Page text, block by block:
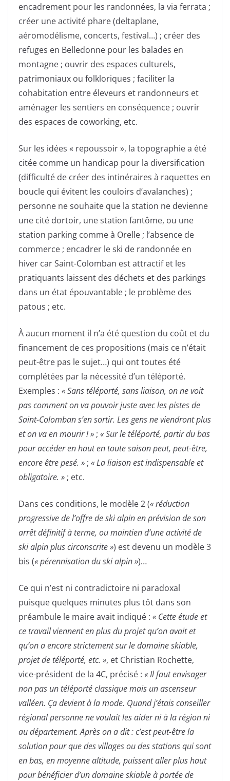
encadrement pour les randonnées, la via ferrata ;
créer une activité phare (deltaplane,
aéromodélisme, concerts, festival…) ; créer des
refuges en Belledonne pour les balades en
montagne ; ouvrir des espaces culturels,
patrimoniaux ou folkloriques ; faciliter la
cohabitation entre éleveurs et randonneurs et
aménager les sentiers en conséquence ; ouvrir
des espaces de coworking, etc.
Sur les idées « repoussoir », la topographie a été
citée comme un handicap pour la diversification
(difficulté de créer des intinéraires à raquettes en
boucle qui évitent les couloirs d’avalanches) ;
personne ne souhaite que la station ne devienne
une cité dortoir, une station fantôme, ou une
station parking comme à Orelle ; l’absence de
commerce ; encadrer le ski de randonnée en
hiver car Saint-Colomban est attractif et les
pratiquants laissent des déchets et des parkings
dans un état épouvantable ; le problème des
patous ; etc.
À aucun moment il n’a été question du coût et du
financement de ces propositions (mais ce n’était
peut-être pas le sujet…) qui ont toutes été
complétées par la nécessité d’un téléporté.
Exemples : « Sans téléporté, sans liaison, on ne voit
pas comment on va pouvoir juste avec les pistes de
Saint-Colomban s’en sortir. Les gens ne viendront plus
et on va en mourir ! » ; « Sur le téléporté, partir du bas
pour accéder en haut en toute saison peut, peut-être,
encore être pesé. » ; « La liaison est indispensable et
obligatoire. » ; etc.
Dans ces conditions, le modèle 2 (« réduction
progressive de l’offre de ski alpin en prévision de son
arrêt définitif à terme, ou maintien d’une activité de
ski alpin plus circonscrite ») est devenu un modèle 3
bis (« pérennisation du ski alpin »)…
Ce qui n’est ni contradictoire ni paradoxal
puisque quelques minutes plus tôt dans son
préambule le maire avait indiqué : « Cette étude et
ce travail viennent en plus du projet qu’on avait et
qu’on a encore strictement sur le domaine skiable,
projet de téléporté, etc. », et Christian Rochette,
vice-président de la 4C, précisé : « Il faut envisager
non pas un téléporté classique mais un ascenseur
valléen. Ça devient à la mode. Quand j’étais conseiller
régional personne ne voulait les aider ni à la région ni
au département. Après on a dit : c’est peut-être la
solution pour que des villages ou des stations qui sont
en bas, en moyenne altitude, puissent aller plus haut
pour bénéficier d’un domaine skiable à portée de